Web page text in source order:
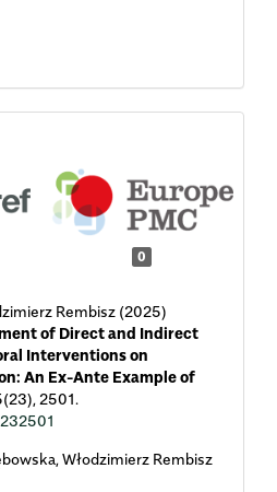
0
Rembisz (2025)
of Direct and Indirect
Interventions on
An Ex-Ante Example of
(23),2501.
Włodzimierz Rembisz